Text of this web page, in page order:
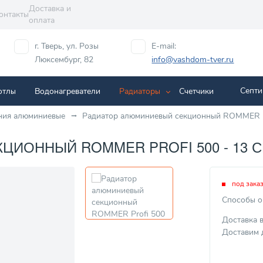
Доставка и
оплата
г. Тверь, ул. Розы
Люксембург, 82
E-mail:
info@vashdom-tver.ru
Водонагреватели Радиаторы Cчетчики
алюминиевые Радиатор алюминиевый секционный
ROMMER PROFI 500 - 13
под заказ
Способы
Доставка
Доставим